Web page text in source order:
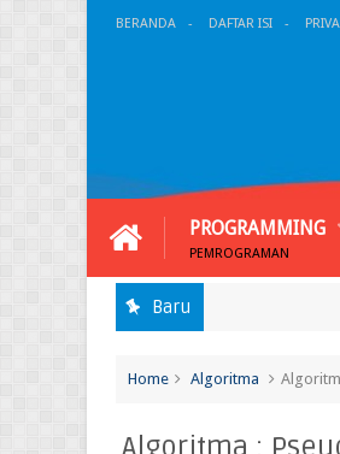
BERANDA DAFTAR ISI
PROGRAMMING
PEMROGRAMAN
Baru
Home Algoritma